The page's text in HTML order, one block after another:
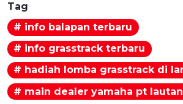
Tag
# info balapan terbaru
# info grasstrack terbaru
# hadiah lomba grasstrack di
# main dealer yamaha pt